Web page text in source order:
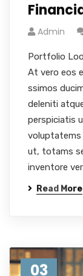
Admin
Portfolio
At vero eos
ssimos
deleniti
perspiciatis
voluptatems
ut, totams
inventore
Read More
03